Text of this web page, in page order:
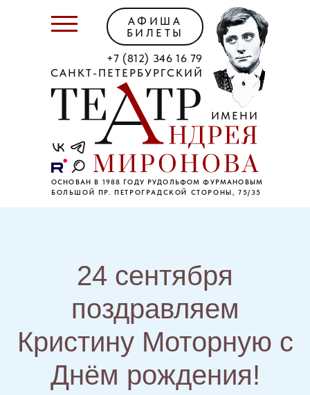
САНКТ-ПЕТЕРБУРГСКИЙ
ИМЕНИ
ОСНОВАН В 1988 ГОДУ РУДОЛЬФОМ ФУРМАНОВЫМ
+7 (812) 346 16 79
БОЛЬШОЙ ПР. ПЕТРОГРАДСКОЙ СТОРОНЫ, 75/35
АФИША
БИЛЕТЫ
24 сентября
поздравляем
Кристину Моторную с
Днём рождения!